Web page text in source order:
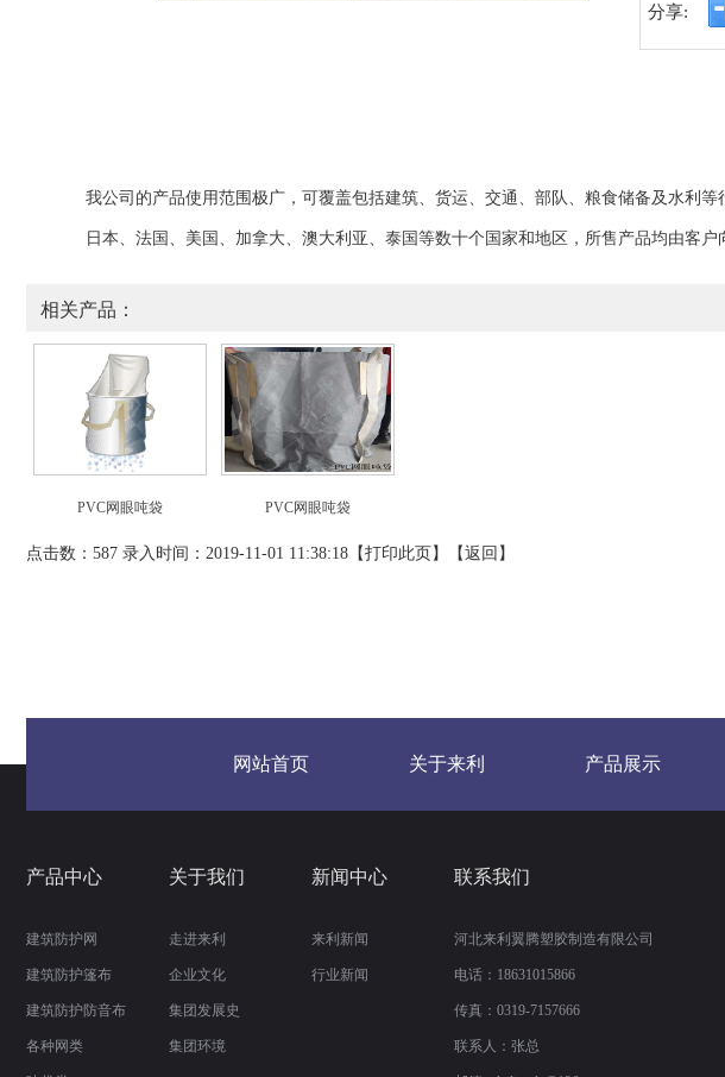
分享:
我公司的产品使用范围极广，可覆盖包括建筑、 货运、交通、 部队、粮食储备及水利 等
日本、法国、美国、加拿大、澳大利亚、泰国等数十个国家和地区， 所售产品均由客户
相关产品：
PVC网眼吨袋 PVC网眼吨袋
点击数：587 录入时间：2019-11-01 11:38:18【打印此页 】【返回 】
网站首页 关于来利 产品展示
产品中心
建筑防护网
建筑防护篷布
建筑防护防音布
各种网类
关于我们
走进来利
企业文化
集团发展史
集团环境
新闻中心
来利新闻
行业新闻
联系我们
河北来利翼腾塑胶制造有限公司
电话：18631015866
传真： 0319-7157666
联系人：张总